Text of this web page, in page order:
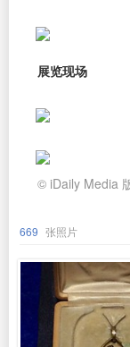
展览现场
© iDaily Media
669 张照片